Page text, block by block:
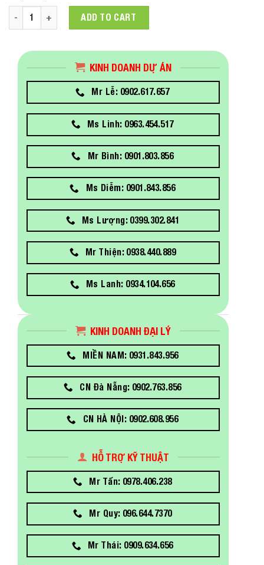
Máy in Laser màu đa chức năng Brother MFC-L3750CDW
ADD TO CART
KINH DOANH DỰ ÁN
Mr Lễ: 0902.617.657
Ms Linh: 0963.454.517
Mr Bình: 0901.803.856
Ms Diễm: 0901.843.856
Ms Lượng: 0399.302.841
Mr Thiện: 0938.440.889
Ms Lanh: 0934.104.656
KINH DOANH ĐẠI LÝ
MIỀN NAM: 0931.843.956
CN Đà Nẵng: 0902.763.856
CN HÀ NỘI: 0902.608.956
HỖ TRỢ KỸ THUẬT
Mr Tấn: 0978.406.238
Mr Quy: 096.644.7370
Mr Thái: 0909.634.656